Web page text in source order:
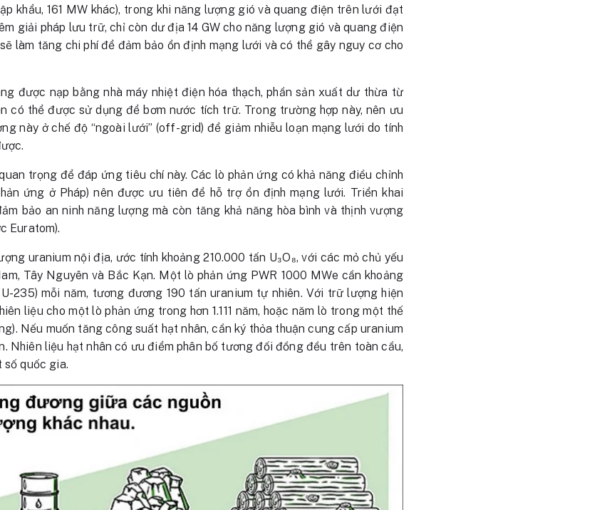
khẩu, 161 MW khác), trong khi năng lượng gió và quang điện trên lưới đạt
giải pháp lưu trữ, chỉ còn dư địa 14 GW cho năng lượng gió và quang điện
làm tăng chi phí để đảm bảo ổn định mạng lưới và có thể gây nguy cơ cho
được nạp bằng nhà máy nhiệt điện hóa thạch, phần sản xuất dư thừa từ
có thể được sử dụng để bơm nước tích trữ. Trong trường hợp này, nên ưu
này ở chế độ “ngoài lưới” (off-grid) để giảm nhiễu loạn mạng lưới do tính
trọng để đáp ứng tiêu chí này. Các lò phản ứng có khả năng điều chỉnh
ứng ở Pháp) nên được ưu tiên để hỗ trợ ổn định mạng lưới. Triển khai
bảo an ninh năng lượng mà còn tăng khả năng hòa bình và thịnh vượng
Euratom).
uranium nội địa, ước tính khoảng 210.000 tấn U₃O₈, với các mỏ chủ yếu
Tây Nguyên và Bắc Kạn. Một lò phản ứng PWR 1000 MWe cần khoảng
235) mỗi năm, tương đương 190 tấn uranium tự nhiên. Với trữ lượng hiện
liệu cho một lò phản ứng trong hơn 1.111 năm, hoặc năm lò trong một thế
Nếu muốn tăng công suất hạt nhân, cần ký thỏa thuận cung cấp uranium
Nhiên liệu hạt nhân có ưu điểm phân bố tương đối đồng đều trên toàn cầu,
số quốc gia.